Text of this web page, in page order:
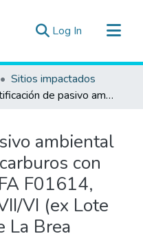
Log In (current)
Sitios impactados
Identificación de pasivo ambiental del subsector hidrocarburos con código de Ficha OEFA F01614, ubicado en el Lote VII/VI (ex Lote VII), en el distrito de La Brea Negritos de la provincia Talara del departamento de Piura
ambiental
con
F01614,
VI (ex Lote
La Brea